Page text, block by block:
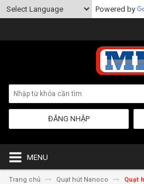
Powered by
ĐĂNG NHẬP
MENU
Trang chủ Quạt hút Nanoco Quạt